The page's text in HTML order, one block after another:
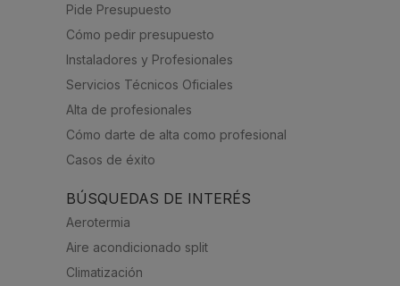
Pide Presupuesto
Cómo pedir presupuesto
Instaladores y Profesionales
Servicios Técnicos Oficiales
Alta de profesionales
Cómo darte de alta como profesional
Casos de éxito
BÚSQUEDAS DE INTERÉS
Aerotermia
Aire acondicionado split
Climatización